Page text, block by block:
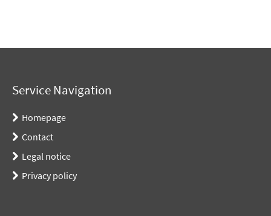
Service Navigation
Homepage
Contact
Legal notice
Privacy policy